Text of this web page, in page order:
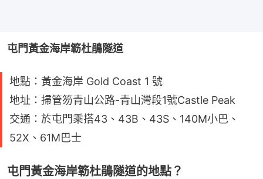
屯門黃金海岸簕杜鵑隧道
地點：黃金海岸 Gold Coast 1 號
地址：掃管笏青山公路-青山灣段1號Castle Peak
交通：於屯門乘搭43、43B、43S、140M小巴、
52X、61M巴士
屯門黃金海岸簕杜鵑隧道的地點？